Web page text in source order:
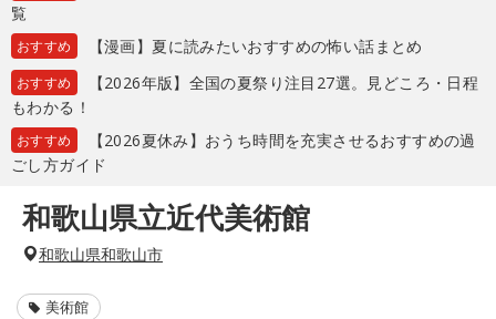
覧
おすすめ 【漫画】夏に読みたいおすすめの怖い話まとめ
おすすめ
【2026年版】全国の夏祭り注目27選。見どころ・日程
もわかる！
おすすめ
【2026夏休み】おうち時間を充実させるおすすめの過
ごし方ガイド
和歌山県立近代美術館
和歌山県和歌山市
美術館